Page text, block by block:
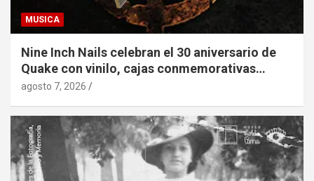
MUSICA
Nine Inch Nails celebran el 30 aniversario de
Quake con vinilo, cajas conmemorativas…
agosto 7, 2026